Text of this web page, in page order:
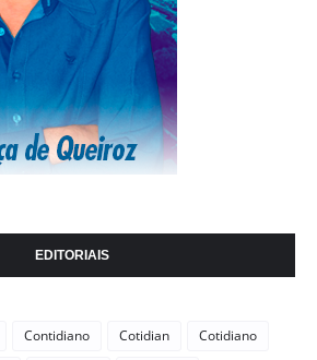
EDITORIAIS
Contidiano Cotidian
Cotidiano